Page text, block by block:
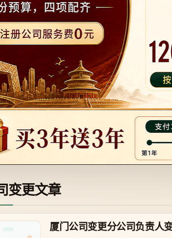
变更文章
厦门公司变更分公司负责人